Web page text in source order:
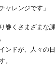
ャレンジです」
巻くさまざまな
ンドが、人々の
。